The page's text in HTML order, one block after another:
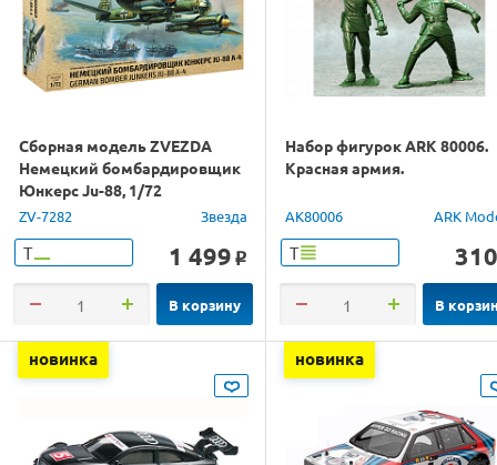
Сборная модель ZVEZDA
Немецкий бомбардировщик
Юнкерс Ju-88, 1/72
ZV-7282 Звезда
Т 1 499 o
В корзину
Набор фигурок ARK 80006.
Красная армия.
AK80006 ARK
Т 310
В
новинка новинка